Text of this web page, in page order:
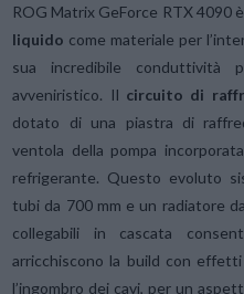
ROG Matrix GeForce RTX 4090
liquido come materiale per
sua incredibile conduttività
avveniristico. Il circuito di
dotato di una piastra di
ventola della pompa
refrigerante. Questo evoluto
tubi da 700 mm e un radiatore
collegabili in cascata
arricchiscono la build con
l’ingombro dei cavi, per un